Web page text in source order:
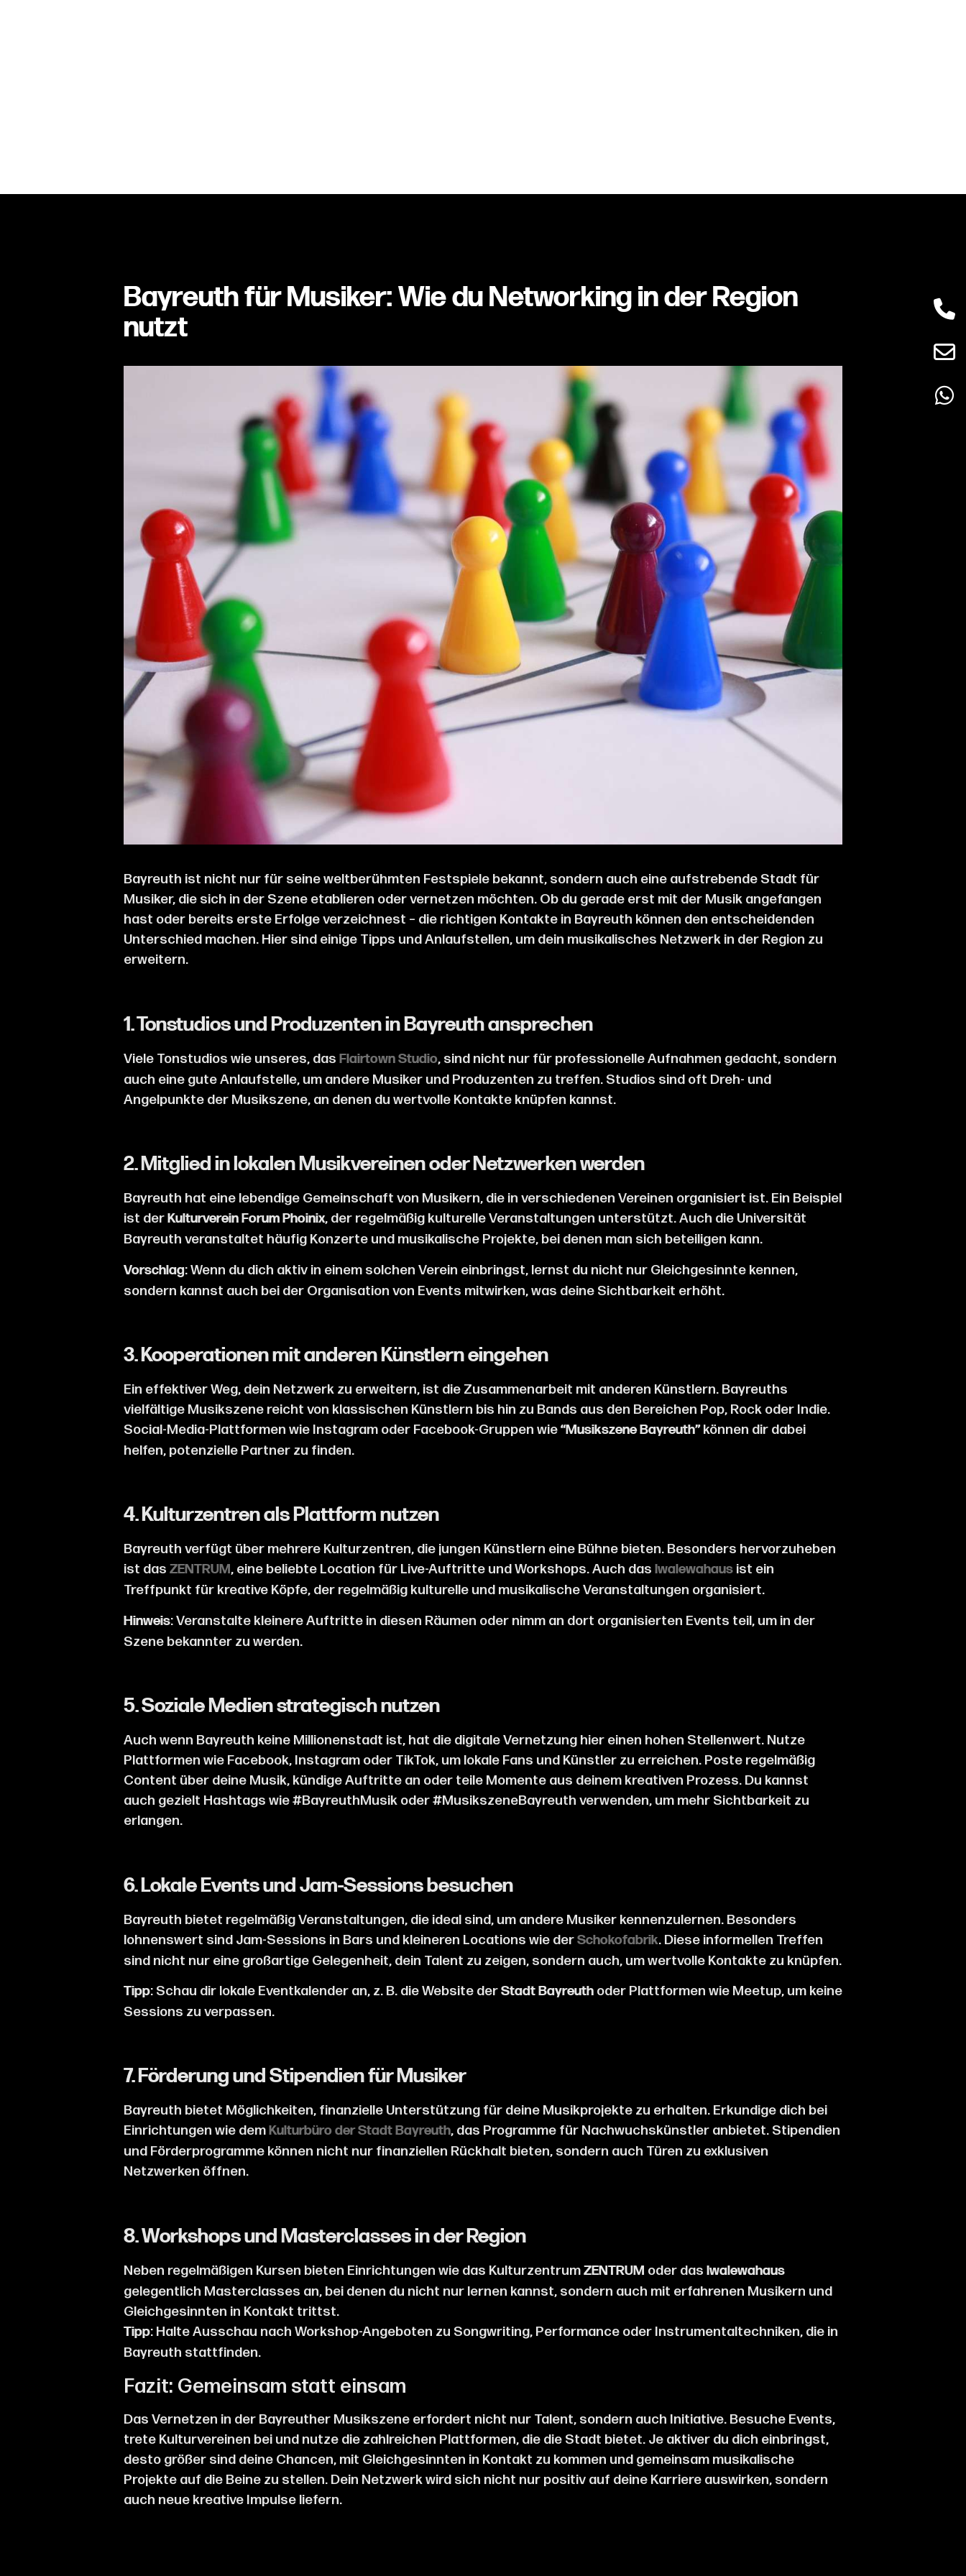
Bayreuth für Musiker: Wie du Networking in der Region
nutzt
Bayreuth ist nicht nur für seine weltberühmten Festspiele bekannt, sondern auch eine aufstrebende Stadt für
Musiker, die sich in der Szene etablieren oder vernetzen möchten. Ob du gerade erst mit der Musik angefangen
hast oder bereits erste Erfolge verzeichnest – die richtigen Kontakte in Bayreuth können den entscheidenden
Unterschied machen. Hier sind einige Tipps und Anlaufstellen, um dein musikalisches Netzwerk in der Region zu
erweitern.
1.Tonstudios und Produzenten in Bayreuth ansprechen
Viele Tonstudios wie unseres, das Flairtown Studio, sind nicht nur für professionelle Aufnahmen gedacht, sondern
auch eine gute Anlaufstelle, um andere Musiker und Produzenten zu treffen. Studios sind oft Dreh- und
Angelpunkte der Musikszene, an denen du wertvolle Kontakte knüpfen kannst.
2. Mitglied in lokalen Musikvereinen oder Netzwerken werden
Bayreuth hat eine lebendige Gemeinschaft von Musikern, die in verschiedenen Vereinen organisiert ist. Ein Beispiel
ist der Kulturverein Forum Phoinix, der regelmäßig kulturelle Veranstaltungen unterstützt. Auch die Universität
Bayreuth veranstaltet häufig Konzerte und musikalische Projekte, bei denen man sich beteiligen kann.
Vorschlag: Wenn du dich aktiv in einem solchen Verein einbringst, lernst du nicht nur Gleichgesinnte kennen,
sondern kannst auch bei der Organisation von Events mitwirken, was deine Sichtbarkeit erhöht.
3. Kooperationen mit anderen Künstlern eingehen
Ein effektiver Weg, dein Netzwerk zu erweitern, ist die Zusammenarbeit mit anderen Künstlern. Bayreuths
vielfältige Musikszene reicht von klassischen Künstlern bis hin zu Bands aus den Bereichen Pop, Rock oder Indie.
Social-Media-Plattformen wie Instagram oder Facebook-Gruppen wie “Musikszene Bayreuth”können dir dabei
helfen, potenzielle Partner zu finden.
4. Kulturzentren als Plattform nutzen
Bayreuth verfügt über mehrere Kulturzentren, die jungen Künstlern eine Bühne bieten. Besonders hervorzuheben
ist das ZENTRUM, eine beliebte Location für Live-Auftritte und Workshops. Auch das Iwalewahaus ist ein
Treffpunkt für kreative Köpfe, der regelmäßig kulturelle und musikalische Veranstaltungen organisiert.
Hinweis: Veranstalte kleinere Auftritte in diesen Räumen oder nimm an dort organisierten Events teil, um in der
Szene bekannter zu werden.
5. Soziale Medien strategisch nutzen
Auch wenn Bayreuth keine Millionenstadt ist, hat die digitale Vernetzung hier einen hohen Stellenwert. Nutze
Plattformen wie Facebook, Instagram oder TikTok, um lokale Fans und Künstler zu erreichen. Poste regelmäßig
Content über deine Musik, kündige Auftritte an oder teile Momente aus deinem kreativen Prozess. Du kannst
auch gezielt Hashtags wie #BayreuthMusik oder #MusikszeneBayreuth verwenden, um mehr Sichtbarkeit zu
erlangen.
6.Lokale Events und Jam-Sessions besuchen
Bayreuth bietet regelmäßig Veranstaltungen, die ideal sind, um andere Musiker kennenzulernen. Besonders
lohnenswert sind Jam-Sessions in Bars und kleineren Locations wie der Schokofabrik. Diese informellen Treffen
sind nicht nur eine großartige Gelegenheit, dein Talent zu zeigen, sondern auch, um wertvolle Kontakte zu knüpfen.
Tipp: Schau dir lokale Eventkalender an, z. B. die Website der Stadt Bayreuth oder Plattformen wie Meetup, um keine
Sessions zu verpassen.
7. Förderung und Stipendien für Musiker
Bayreuth bietet Möglichkeiten, finanzielle Unterstützung für deine Musikprojekte zu erhalten. Erkundige dich bei
Einrichtungen wie dem Kulturbüro der Stadt Bayreuth, das Programme für Nachwuchskünstler anbietet. Stipendien
und Förderprogramme können nicht nur finanziellen Rückhalt bieten, sondern auch Türen zu exklusiven
Netzwerken öffnen.
8. Workshops und Masterclasses in der Region
Neben regelmäßigen Kursen bieten Einrichtungen wie das Kulturzentrum ZENTRUM oder das Iwalewahaus
gelegentlich Masterclasses an, bei denen du nicht nur lernen kannst, sondern auch mit erfahrenen Musikern und
Gleichgesinnten in Kontakt trittst.
Tipp: Halte Ausschau nach Workshop-Angeboten zu Songwriting, Performance oder Instrumentaltechniken, die in
Bayreuth stattfinden.
Fazit: Gemeinsam statt einsam
Das Vernetzen in der Bayreuther Musikszene erfordert nicht nur Talent, sondern auch Initiative. Besuche Events,
trete Kulturvereinen bei und nutze die zahlreichen Plattformen, die die Stadt bietet. Je aktiver du dich einbringst,
desto größer sind deine Chancen, mit Gleichgesinnten in Kontakt zu kommen und gemeinsam musikalische
Projekte auf die Beine zu stellen. Dein Netzwerk wird sich nicht nur positiv auf deine Karriere auswirken, sondern
auch neue kreative Impulse liefern.